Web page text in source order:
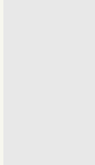
MS Office 2024 H&B 搭載
パソコン Windows11
Dragonfly 2in1｜
メモリ 8GB SSD
1,920×1,080 タッチパ
LTE 対応｜中古 パソコン
格／ゲーミングPC セッ